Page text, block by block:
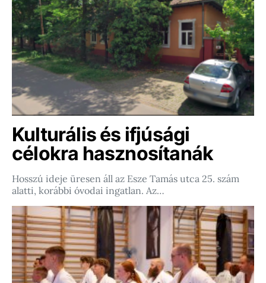
Kulturális és ifjúsági
célokra hasznosítanák
Hosszú ideje üresen áll az Esze Tamás utca 25. szám
alatti, korábbi óvodai ingatlan. Az…